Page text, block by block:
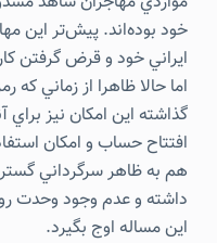
خود بوده‌اند. پيش‌تر اين
ايراني خود و قرض گرفتن
اما حالا ظاهرا از زماني كه
گذاشته اين امكان نيز براي
افتتاح حساب و امكان
هم به ظاهر سرگرداني
داشته و عدم وجود وحدت
اين مساله اوج بگيرد.